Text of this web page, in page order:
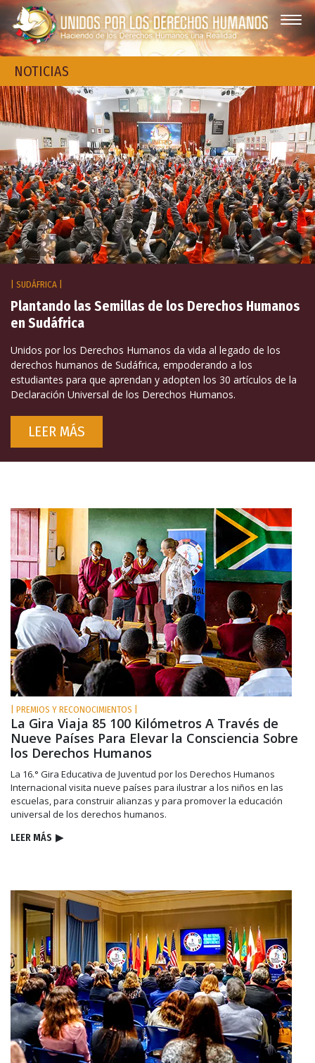
NOTICIAS
| SUDÁFRICA |
Plantando las Semillas de los Derechos Humanos
en Sudáfrica
Unidos por los Derechos Humanos da vida al legado de los
derechos humanos de Sudáfrica, empoderando a los
estudiantes para que aprendan y adopten los 30 artículos de la
Declaración Universal de los Derechos Humanos.
LEER MÁS
| PREMIOS Y RECONOCIMIENTOS |
La Gira Viaja 85 100 Kilómetros A Través de
Nueve Países Para Elevar la Consciencia Sobre
los Derechos Humanos
La 16.° Gira Educativa de Juventud por los Derechos Humanos
Internacional visita nueve países para ilustrar a los niños en las
escuelas, para construir alianzas y para promover la educación
universal de los derechos humanos.
LEER MÁS ▶